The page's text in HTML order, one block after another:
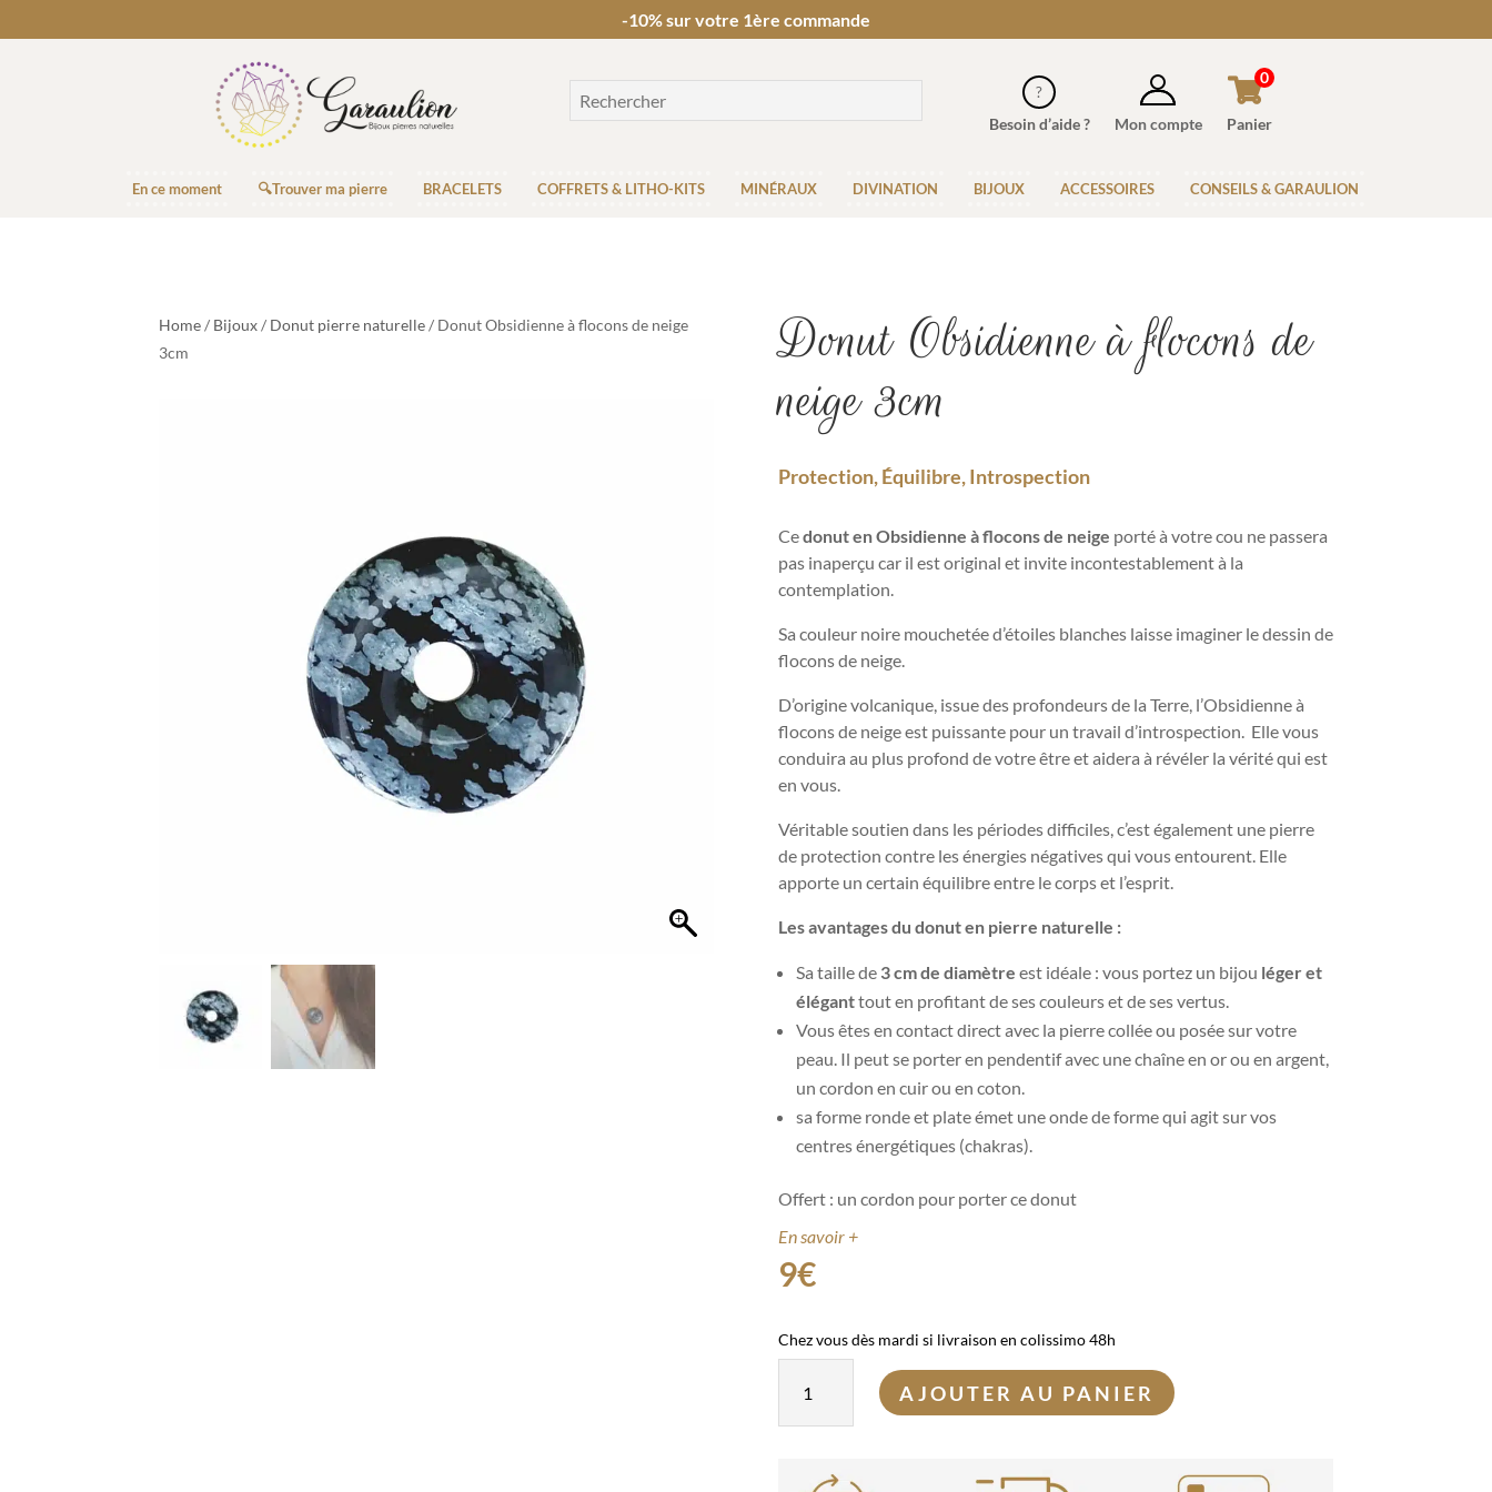
-10% sur votre 1ère commande
Besoin d’aide ? Mon compte Panier
0
En ce moment 🔍Trouver ma pierre BRACELETS COFFRETS & LITHO-KITS MINÉRAUX DIVINATION BIJOUX ACCESSOIRES CONSEILS & GARAULION
Home/ Bijoux/ Donut pierre naturelle/ Donut Obsidienne à flocons de neige
3cm
Donut Obsidienne à flocons de
neige 3cm
Protection, Équilibre, Introspection
Cedonut en Obsidienne à flocons de neige porté à votre cou ne passera
pas inaperçu car il est original et invite incontestablement à la
contemplation.
Sa couleur noire mouchetée d’étoiles blanches laisse imaginer le dessin de
flocons de neige.
D’origine volcanique, issue des profondeurs de la Terre, l’Obsidienne à
flocons de neige est puissante pour un travail d’introspection. Elle vous
conduira au plus profond de votre être et aidera à révéler la vérité qui est
en vous.
Véritable soutien dans les périodes difficiles, c’est également une pierre
de protection contre les énergies négatives qui vous entourent. Elle
apporte un certain équilibre entre le corps et l’esprit.
Les avantages du donut en pierre naturelle :
Sa taille de 3 cm de diamètre est idéale : vous portez un bijou léger et
éléganttout en profitant de ses couleurs et de ses vertus.
Vous êtes en contact direct avec la pierre collée ou posée sur votre
peau. Il peut se porter en pendentif avec une chaîne en or ou en argent,
un cordon en cuir ou en coton.
sa forme ronde et plate émet une onde de forme qui agit sur vos
centres énergétiques (chakras).
Offert : un cordon pour porter ce donut
En savoir +
9€
Chez vous dès mardi si livraison en colissimo 48h
Donut
AJOUTER AU PANIER